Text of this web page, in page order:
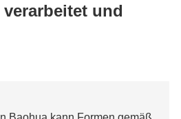
verkauft
und